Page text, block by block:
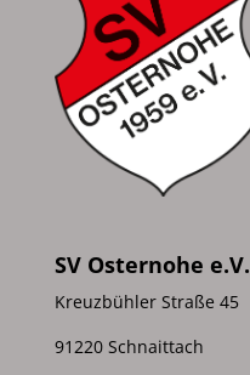
SV Osternohe e.V.
Kreuzbühler Straße 45
91220 Schnaittach